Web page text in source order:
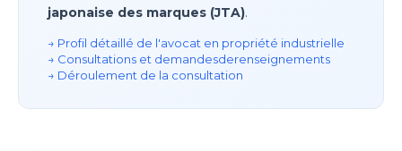
japonaise des marques (JTA).
→ Profil détaillé de l'avocat en propriété industrielle
→ Consultations et demandesderenseignements
→ Déroulement de la consultation